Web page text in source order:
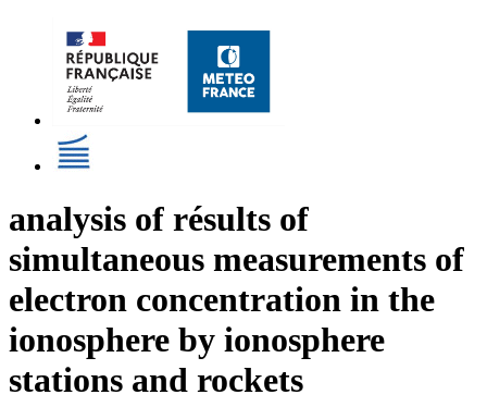
analysis of résults of
simultaneous measurements of
electron concentration in the
ionosphere by ionosphere
stations and rockets